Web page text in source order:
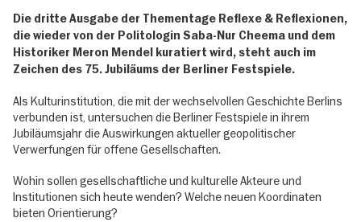
Die dritte Ausgabe der Thementage Reflexe & Reflexionen,
die wieder von der Politologin Saba-Nur Cheema und dem
Historiker Meron Mendel kuratiert wird, steht auch im
Zeichen des 75. Jubiläums der Berliner Festspiele.
Als Kulturinstitution, die mit der wechselvollen Geschichte Berlins
verbunden ist, untersuchen die Berliner Festspiele in ihrem
Jubiläumsjahr die Auswirkungen aktueller geopolitischer
Verwerfungen für offene Gesellschaften.
Wohin sollen gesellschaftliche und kulturelle Akteure und
Institutionen sich heute wenden? Welche neuen Koordinaten
bieten Orientierung?